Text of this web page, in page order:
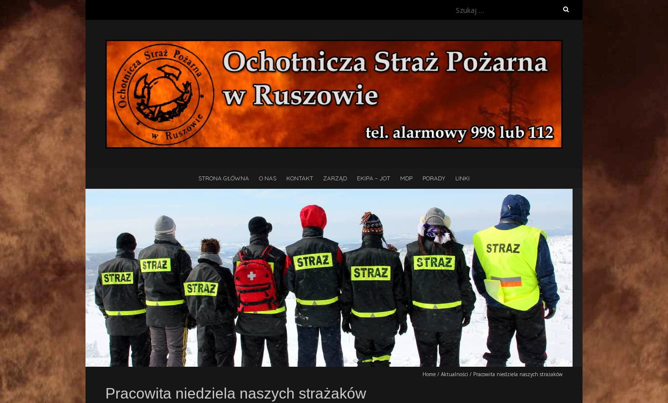
Szukaj:
STRONA GŁÓWNA O NAS KONTAKT ZARZĄD EKIPA – JOT MDP PORADY LINKI
Home / Aktualności / Pracowita niedziela naszych strażaków
Pracowita niedziela naszych strażaków